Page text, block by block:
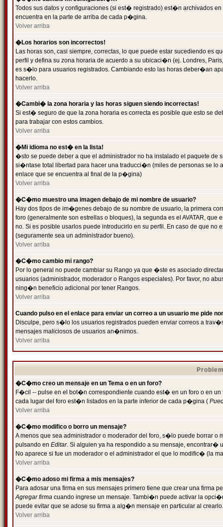
Todos sus datos y configuraciones (si est� registrado) est�n archivados
encuentra en la parte de arriba de cada p�gina.
Volver arriba
�Los horarios son incorrectos!
Las horas son, casi siempre, correctas, lo que puede estar sucediendo es
perfil y defina su zona horaria de acuerdo a su ubicaci�n (ej. Londres,
es s�lo para usuarios registrados. Cambiando esto las horas deber�an
hacerlo.
Volver arriba
�Cambi� la zona horaria y las horas siguen siendo incorrectas!
Si est� seguro de que la zona horaria es correcta es posible que esto se
para trabajar con estos cambios.
Volver arriba
�Mi idioma no est� en la lista!
�sto se puede deber a que el administrador no ha instalado el paquete
si�ntase total libertad para hacer una traducci�n (miles de personas se
enlace que se encuentra al final de la p�gina)
Volver arriba
�C�mo muestro una imagen debajo de mi nombre de usuario?
Hay dos tipos de im�genes debajo de su nombre de usuario, la primera
foro (generalmente son estrellas o bloques), la segunda es el AVATAR,
no. Si es posible usarlos puede introducirlo en su perfil. En caso de que
(seguramente sea un administrador bueno).
Volver arriba
�C�mo cambio mi rango?
Por lo general no puede cambiar su Rango ya que �ste es asociado
usuarios (administrador, moderador o Rangos especiales). Por favor, no
ning�n beneficio adicional por tener Rangos.
Volver arriba
Cuando pulso en el enlace para enviar un correo a un usuario me pide
Disculpe, pero s�lo los usuarios registrados pueden enviar correos a
mensajes maliciosos de usuarios an�nimos.
Volver arriba
�C�mo creo un mensaje en un Tema o en un foro?
F�cil -- pulse en el bot�n correspondiente cuando est� en un foro o en
cada lugar del foro est�n listados en la parte inferior de cada p�gina (
Volver arriba
�C�mo modifico o borro un mensaje?
A menos que sea administrador o moderador del foro, s�lo puede borrar o
pulsando en Editar. Si alguien ya ha respondido a su mensaje, encontrar�
No aparece si fue un moderador o el administrador el que lo modific� (la
Volver arriba
�C�mo adoso mi firma a mis mensajes?
Para adosar una firma en sus mensajes primero tiene que crear una firma
Agregar firma cuando ingrese un mensaje. Tambi�n puede activar la
puede evitar que se adose su firma a alg�n mensaje en particular al crearlo.
Volver arriba